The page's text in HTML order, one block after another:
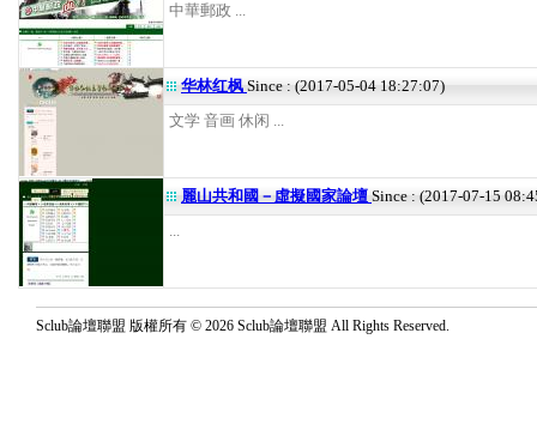
中華郵政 ...
华林红枫 Since : (2017-05-04 18:27:07)
文学 音画 休闲 ...
麗山共和國－虛擬國家論壇 Since : (2017-07-15
...
Sclub論壇聯盟 版權所有 © 2026 Sclub論壇聯盟 All Rights Reserved.